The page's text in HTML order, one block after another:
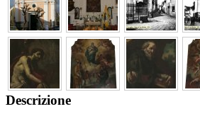
Descrizione